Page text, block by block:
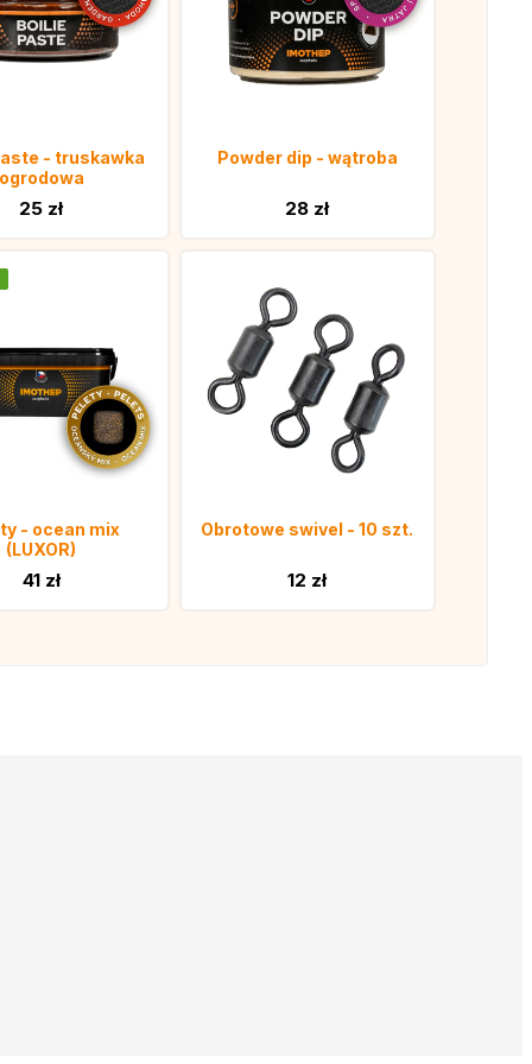
- truskawka
25 zł
Powder dip - wątroba
28 zł
- ocean mix
(LUXOR)
41 zł
Obrotowe swivel - 10 szt.
12 zł